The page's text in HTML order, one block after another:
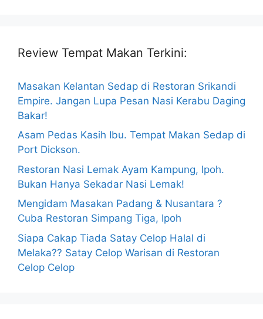
Review Tempat Makan Terkini:
Masakan Kelantan Sedap di Restoran Srikandi
Empire. Jangan Lupa Pesan Nasi Kerabu Daging
Bakar!
Asam Pedas Kasih Ibu. Tempat Makan Sedap di
Port Dickson.
Restoran Nasi Lemak Ayam Kampung, Ipoh.
Bukan Hanya Sekadar Nasi Lemak!
Mengidam Masakan Padang & Nusantara ?
Cuba Restoran Simpang Tiga, Ipoh
Siapa Cakap Tiada Satay Celop Halal di
Melaka?? Satay Celop Warisan di Restoran
Celop Celop